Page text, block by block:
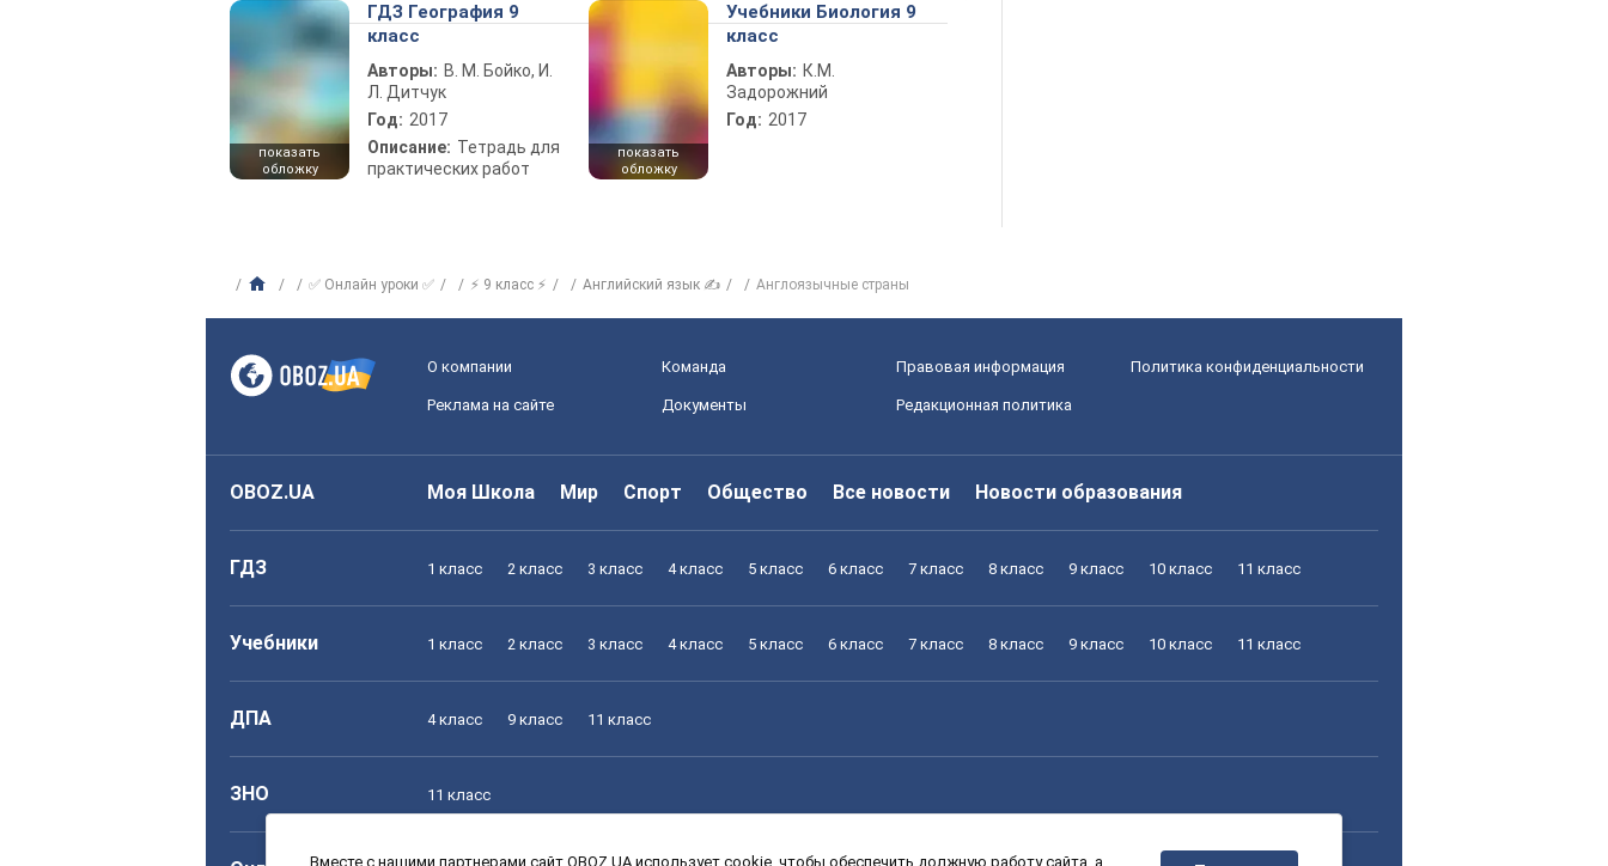
показать
обложку
ГДЗ География 9
класс
Авторы: В. М. Бойко, И.
Л. Дитчук
Год: 2017
Описание: Тетрадь для
практических работ
показать
обложку
Учебники Биология 9
класс
Авторы: К.М.
Задорожний
Год: 2017
✅ Онлайн уроки ✅ ⚡ 9 класс ⚡ Английский язык ✍ Англоязычные страны
О компании Команда Правовая информация Политика конфиденциальности
Реклама на сайте Документы Редакционная политика
OBOZ.UA Моя Школа Мир Спорт Общество Все новости Новости образования
ГДЗ 1 класс 2 класс 3 класс 4 класс 5 класс 6 класс 7 класс 8 класс 9 класс 10 класс 11 класс
Учебники 1 класс 2 класс 3 класс 4 класс 5 класс 6 класс 7 класс 8 класс 9 класс 10 класс 11 класс
ДПА 4 класс 9 класс 11 класс
ЗНО 11 класс
Вместе с нашими партнерами сайт OBOZ.UA использует cookie, чтобы обеспечить должную работу сайта, а